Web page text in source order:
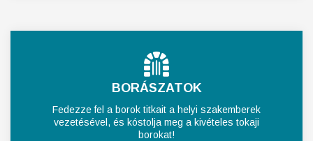
BORÁSZATOK
Fedezze fel a borok titkait a helyi szakemberek
vezetésével, és kóstolja meg a kivételes tokaji
borokat!